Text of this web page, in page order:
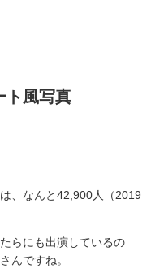
ト風写真
、なんと 42,900 人（ 2019
らにも出演しているの
んですね。